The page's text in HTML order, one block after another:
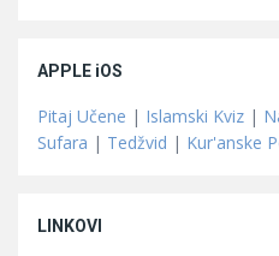
APPLE iOS
Pitaj Učene | Islamski Kviz |
Sufara | Tedžvid | Kur'anske
LINKOVI